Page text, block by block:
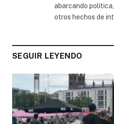
abarcando
otros hechos de
SEGUIR LEYENDO